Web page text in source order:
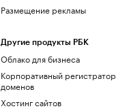
Размещение рекламы
Другие продукты РБК
Облако для бизнеса
Корпоративный регистратор
доменов
Хостинг сайтов